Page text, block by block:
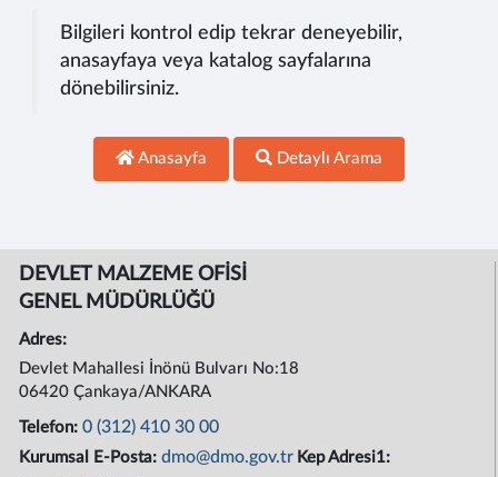
Bilgileri kontrol edip tekrar deneyebilir,
anasayfaya veya katalog sayfalarına
dönebilirsiniz.
Anasayfa Detaylı Arama
DEVLET MALZEME OFİSİ
GENEL MÜDÜRLÜĞÜ
Adres:
Devlet Mahallesi İnönü Bulvarı No:18
06420 Çankaya/ANKARA
Telefon:0 (312) 410 30 00
Kurumsal E-Posta:dmo@dmo.gov.tr Kep Adresi1: